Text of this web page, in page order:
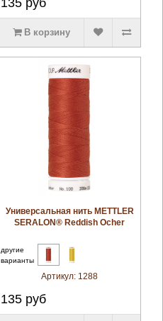
В корзину
увеличить
Универсальная нить METTLER
SERALON® Reddish Ocher
другие
варианты
Артикул: 1288
135 руб